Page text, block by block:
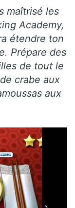
maîtrisé les
Academy,
étendre ton
Prépare des
de tout le
crabe aux
aux